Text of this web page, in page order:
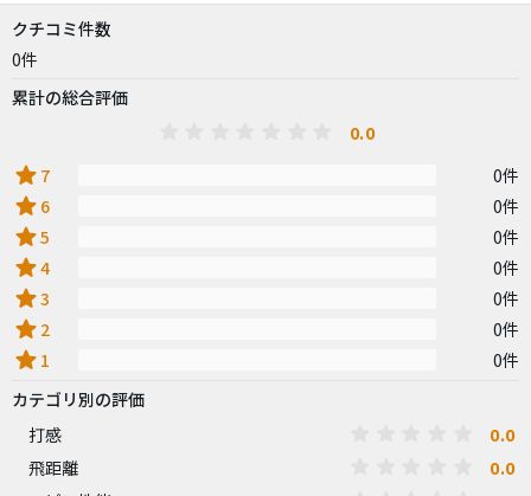
クチコミ件数
0件
累計の総合評価
0.0
star 7 0件
star 6 0件
star5 0件
star4 0件
star3 0件
star 2 0件
star 1
0件
カテゴリ別の評価
打感
0.0
飛距離 0.0